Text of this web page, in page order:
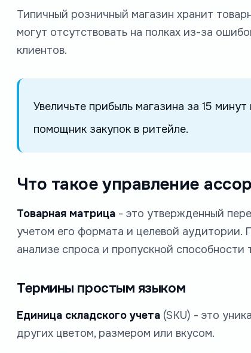
Типичный розничный магазин хранит
могут отсутствовать на полках из-за
клиентов.
Увеличьте прибыль магазина за 15
помощник закупок в ритейле.
Что такое управление
Товарная матрица - это утвержденный
учетом его формата и целевой аудитории.
анализе спроса и пропускной способности
Термины простым языком
Единица складского учета (SKU) - это
других цветом, размером или вкусом.